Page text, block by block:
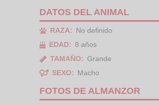
DATOS DEL ANIMAL
RAZA:
No definido
EDAD: 8 años
TAMAÑO:
Grande
SEXO:
Macho
FOTOS DE ALMANZOR